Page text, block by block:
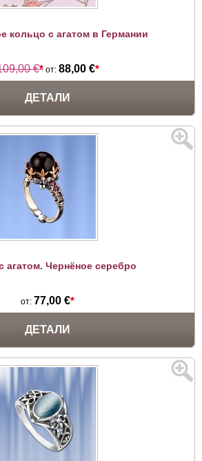
кольцо с агатом в Германии
€*от: 88,00 €*
ДЕТАЛИ
агатом. Чернёное серебро
от: 77,00 €*
ДЕТАЛИ